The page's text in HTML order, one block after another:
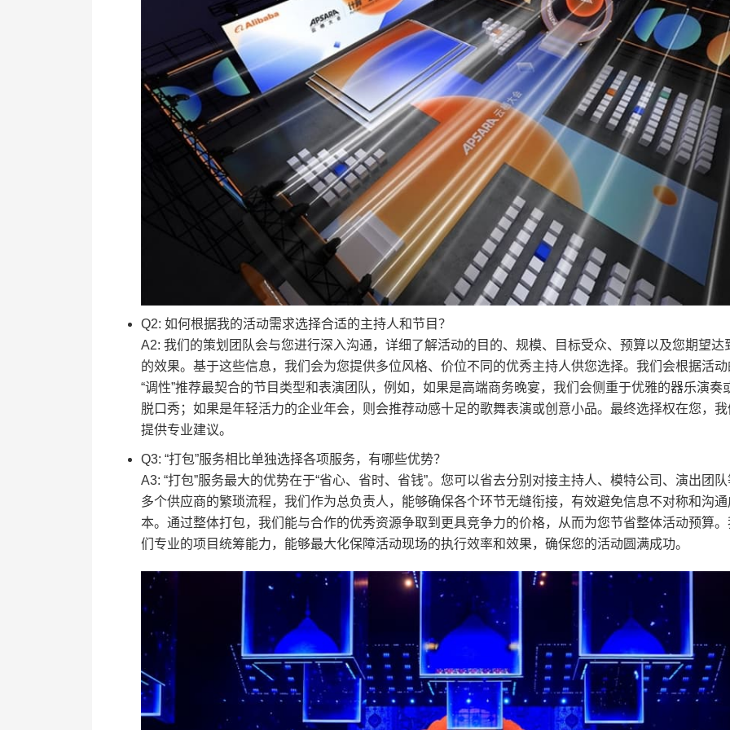
Q2: 如何根据我的活动需求选择合适的主持人和节目？
A2: 我们的策划团队会与您进行深入沟通，详细了解活动的目的、规模、目标受众、预算以及您期望达
的效果。基于这些信息，我们会为您提供多位风格、价位不同的优秀主持人供您选择。我们会根据活动
“调性”推荐最契合的节目类型和表演团队，例如，如果是高端商务晚宴，我们会侧重于优雅的器乐演奏
脱口秀；如果是年轻活力的企业年会，则会推荐动感十足的歌舞表演或创意小品。最终选择权在您，我
提供专业建议。
Q3: “打包”服务相比单独选择各项服务，有哪些优势？
A3: “打包”服务最大的优势在于“省心、省时、省钱”。您可以省去分别对接主持人、模特公司、演出团队
多个供应商的繁琐流程，我们作为总负责人，能够确保各个环节无缝衔接，有效避免信息不对称和沟通
本。通过整体打包，我们能与合作的优秀资源争取到更具竞争力的价格，从而为您节省整体活动预算。
们专业的项目统筹能力，能够最大化保障活动现场的执行效率和效果，确保您的活动圆满成功。